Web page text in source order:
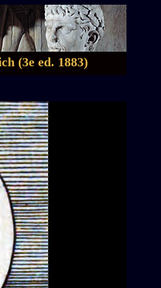
(3e ed. 1883)